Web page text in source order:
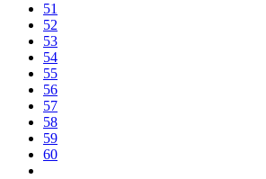
51
52
53
54
55
56
57
58
59
60